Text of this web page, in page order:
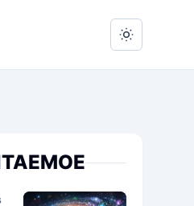
Switch to